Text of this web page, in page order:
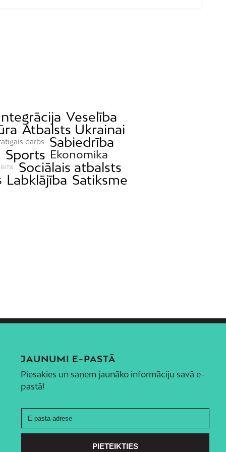
Veselība
Atbalsts Ukrainai
darbs
Sabiedrība
Sports Ekonomika
Sociālais atbalsts
Labklājība Satiksme
JAUNUMI E-PASTĀ
Piesakies un saņem jaunāko informāciju savā e-
pastā!